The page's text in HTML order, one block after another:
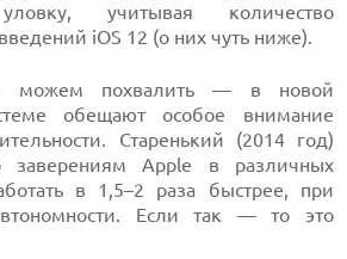
учитывая количество
iOS 12 (о них чуть ниже).
можем похвалить — в новой
обещают особое внимание
Старенький (2014 год)
Apple в различных
в 1,5–2 раза быстрее, при
Если так — то это